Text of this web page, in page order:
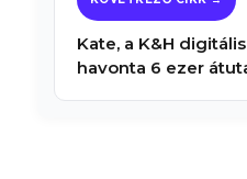
Kate, a K&H
havonta 6 ezer